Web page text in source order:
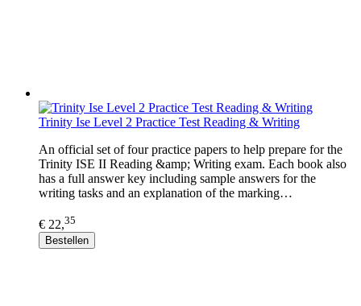
Trinity Ise Level 2 Practice Test Reading & Writing
An official set of four practice papers to help prepare for the
Trinity ISE II Reading &amp; Writing exam. Each book also
has a full answer key including sample answers for the
writing tasks and an explanation of the marking…
€ 22,35
Bestellen